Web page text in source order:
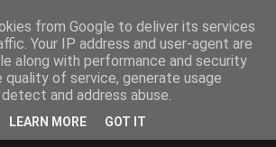
from Google to deliver its services
Your IP address and user-agent are
along with performance and security
of service, generate usage
and address abuse.
LEARN MORE GOT IT